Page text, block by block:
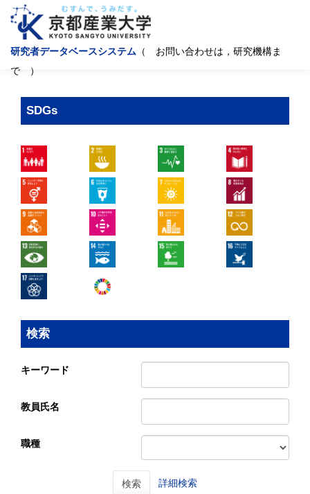
研究者データベースシステム （ お問い合わせは，研究機構ま
で ）
SDGs
検索
キーワード
教員氏名
職種
検索 詳細検索